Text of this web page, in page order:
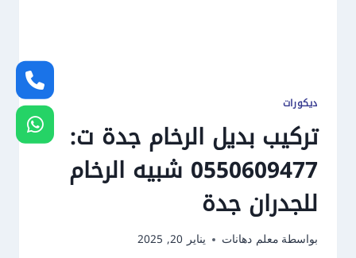
ديكورات
تركيب بديل الرخام جدة ت:
0550609477 شبيه الرخام
للجدران جدة
بواسطة معلم دهانات يناير 20, 2025